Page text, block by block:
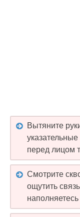
Вытяните
перед лицом
Смотрите
ощутить